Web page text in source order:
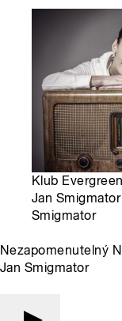
Klub
Jan
Smigmator
Nezapomenutelný
Jan Smigmator